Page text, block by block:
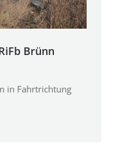
Brünn
in Fahrtrichtung